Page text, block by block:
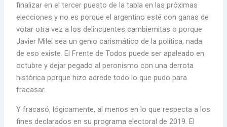
finalizar en el tercer puesto de la tabla en las próximas
elecciones y no es porque el argentino esté con ganas de
votar otra vez a los delincuentes cambiemitas o porque
Javier Milei sea un genio carismático de la política, nada
de eso existe. El Frente de Todos puede ser apaleado en
octubre y dejar pegado al peronismo con una derrota
histórica porque hizo adrede todo lo que pudo para
fracasar.
Y fracasó, lógicamente, al menos en lo que respecta a los
fines declarados en su programa electoral de 2019. El